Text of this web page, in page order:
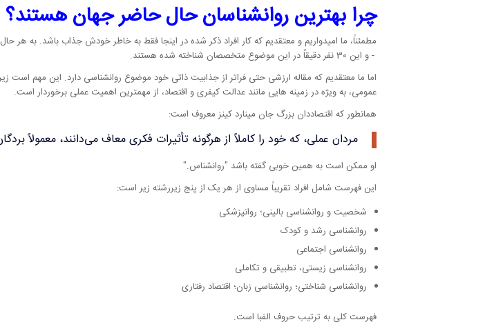
چرا بهترین روانشناسان حال حاضر جهان هستند؟
مطمئناً، ما امیدواریم و معتقدیم که کار افراد ذکر شده در اینجا فقط به خاطر خودش جذاب باشد. به هر
- و این 30 نفر دقیقاً در این موضوع متخصصان شناخته شده هستند.
اما ما معتقدیم که مقاله ارزشی حتی فراتر از جذابیت ذاتی خود موضوع روانشناسی دارد. این مهم است
عمومی، به ویژه در زمینه هایی مانند عدالت کیفری و اقتصاد، از مهمترین اهمیت عملی برخوردار است.
همانطور که اقتصاددان بزرگ جان مینارد کینز معروف است:
مردان عملی، که خود را کاملاً از هرگونه تأثیرات فکری معاف می‌دانند، معمولاً
او ممکن است به همین خوبی گفته باشد روانشناس.
این فهرست شامل افراد تقریباً مساوی از هر یک از پنج زیررشته زیر است:
شخصیت و روانشناسی بالینی؛ روانپزشکی
روانشناسی رشد و کودک
روانشناسی اجتماعی
روانشناسی زیستی، تطبیقی و تکاملی
روانشناسی شناختی؛ روانشناسی زبان؛ اقتصاد رفتاری
فهرست کلی به ترتیب حروف الفبا است.